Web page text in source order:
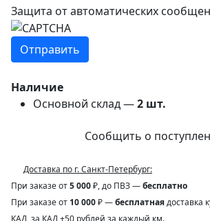
Защита от автоматических
Наличие
Основной склад —2 шт.
Сообщить о
Доставка по г. Санкт-Петербург:
При заказе от5 000₽, до ПВЗ —бесплатно
При заказе от 10 000₽ —бесплатнаядоставка